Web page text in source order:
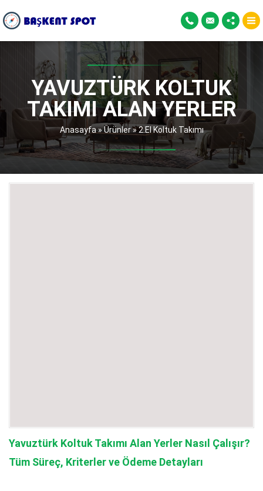
YAVUZTÜRK KOLTUK
TAKIMI ALAN YERLER
Anasayfa»Ürünler»2.El Koltuk Takımı
Yavuztürk Koltuk Takımı Alan Yerler Nasıl Çalışır?
Tüm Süreç, Kriterler ve Ödeme Detayları